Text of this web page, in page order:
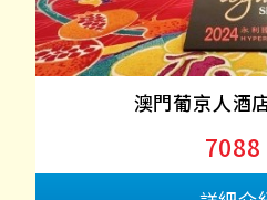
澳門葡京人酒
7088